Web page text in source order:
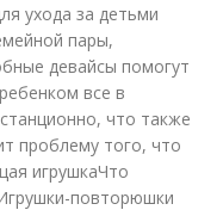
ухода за детьми
пары,
девайсы помогут
все в
что также
проблему того, что
игрушкаЧто
повторюшки